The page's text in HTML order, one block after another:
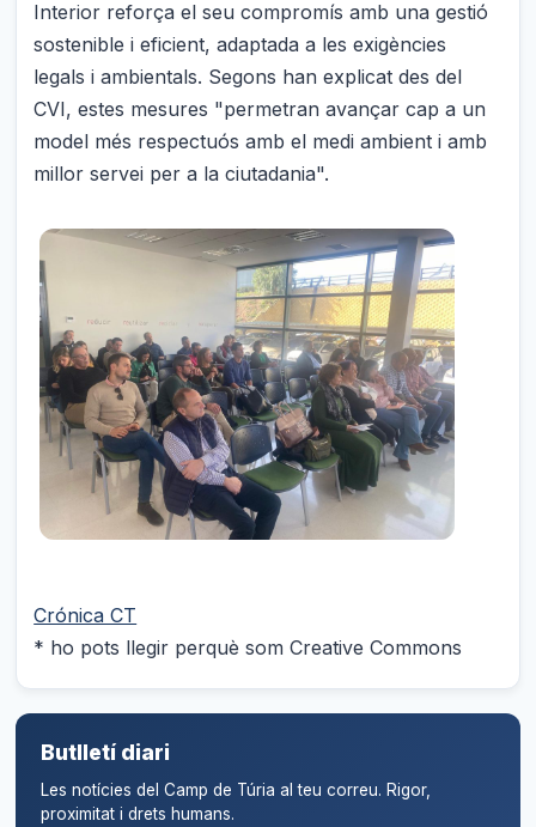
Interior reforça el seu compromís amb una gestió
sostenible i eficient, adaptada a les exigències
legals i ambientals. Segons han explicat des del
CVI, estes mesures "permetran avançar cap a un
model més respectuós amb el medi ambient i amb
millor servei per a la ciutadania".
Crónica CT
* ho pots llegir perquè som Creative Commons
Butlletí diari
Les notícies del Camp de Túria al teu correu. Rigor,
proximitat i drets humans.